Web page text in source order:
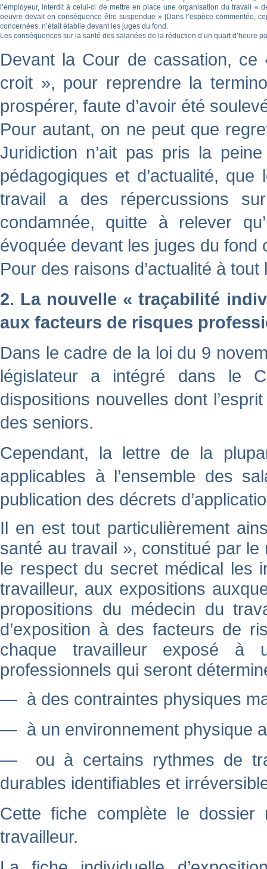
l’employeur, interdit à celui-ci de mettre en place une organisation du travail
oeuvre devait en conséquence être suspendue » [Dans l’espèce commentée,
concernées, n’était établie devant les juges du fond.
Les conséquences sur la santé des salariées de la réduction d’un quart d’heure
Devant la Cour de cassation,
croit », pour reprendre la
prospérer, faute d’avoir été
Pour autant, on ne peut que
Juridiction n’ait pas pris la
pédagogiques et d’actualité,
travail a des répercussions
condamnée, quitte à relever
évoquée devant les juges du fond
Pour des raisons d’actualité à
2. La nouvelle « traçabilité
aux facteurs de risques
Dans le cadre de la loi du 9
législateur a intégré dans le
dispositions nouvelles dont
des seniors.
Cependant, la lettre de la
applicables à l’ensemble des
publication des décrets
Il en est tout particulièrement
santé au travail », constitué par
le respect du secret médical les
travailleur, aux expositions
propositions du médecin du
d’exposition à des facteurs de
chaque travailleur exposé à
professionnels qui seront
— à des contraintes physiques
— à un environnement physique
— ou à certains rythmes de
durables identifiables et
Cette fiche complète le
travailleur.